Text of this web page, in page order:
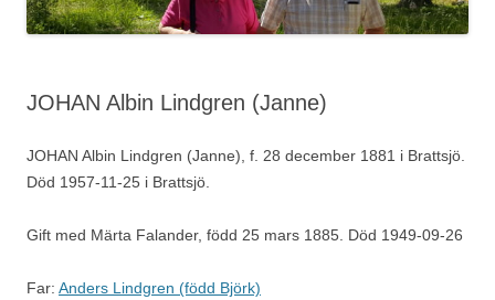
JOHAN Albin Lindgren (Janne)
JOHAN Albin Lindgren (Janne), f. 28 december 1881 i Brattsjö.
Död 1957-11-25 i Brattsjö.
Gift med Märta Falander, född 25 mars 1885. Död 1949-09-26
Far: Anders Lindgren (född Björk)